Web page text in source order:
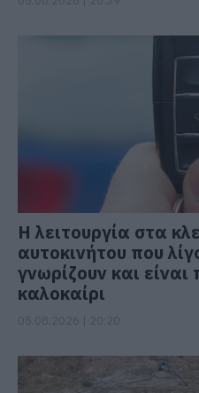
Η λειτουργία στα
αυτοκινήτου που
γνωρίζουν και
καλοκαίρι